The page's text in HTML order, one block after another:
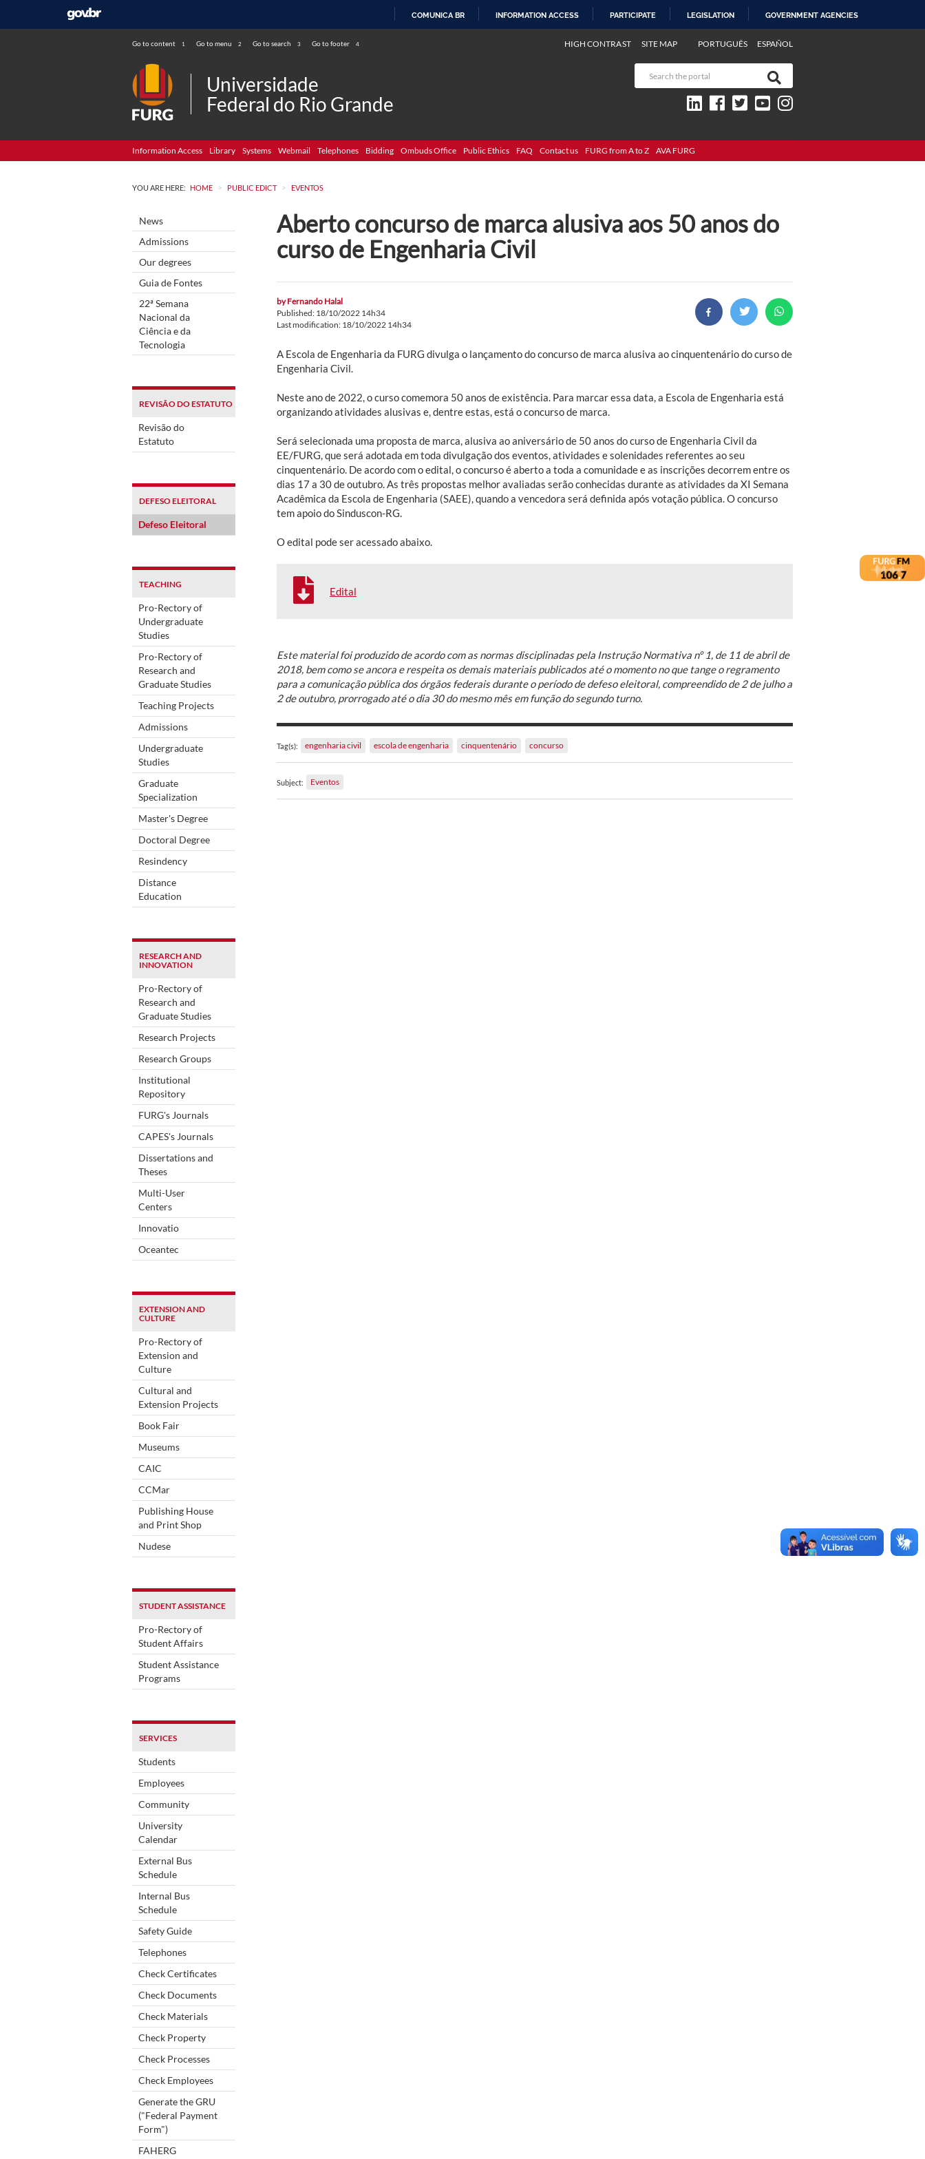
COMUNICA BR INFORMATION ACCESS PARTICIPATE LEGISLATION GOVERNMENT AGENCIES
Go to content 1 Go to menu 2 Go to search 3 Go to footer 4 PORTUGUÊS ESPAÑOL
HIGH CONTRAST SITE MAP
Universidade
Federal do Rio Grande
Information Access Library Systems Webmail Telephones Bidding Ombuds Office Public Ethics FAQ Contact us FURG from A to Z AVA FURG
YOU ARE HERE: HOME > PUBLIC EDICT > EVENTOS
News
Admissions
Our degrees
Guia de Fontes
22ª Semana
Nacional da
Ciência e da
Tecnologia
REVISÃO DO ESTATUTO
Revisão do
Estatuto
DEFESO ELEITORAL
Defeso Eleitoral
TEACHING
Pro-Rectory of
Undergraduate
Studies
Pro-Rectory of
Research and
Graduate Studies
Teaching Projects
Admissions
Undergraduate
Studies
Graduate
Specialization
Master's Degree
Doctoral Degree
Resindency
Distance
Education
RESEARCH AND
INNOVATION
Pro-Rectory of
Research and
Graduate Studies
Research Projects
Research Groups
Institutional
Repository
FURG's Journals
CAPES's Journals
Dissertations and
Theses
Multi-User
Centers
Innovatio
Oceantec
EXTENSION AND
CULTURE
Pro-Rectory of
Extension and
Culture
Cultural and
Extension Projects
Book Fair
Museums
CAIC
CCMar
Publishing House
and Print Shop
Nudese
STUDENT ASSISTANCE
Pro-Rectory of
Student Affairs
Student Assistance
Programs
SERVICES
Students
Employees
Community
University
Calendar
External Bus
Schedule
Internal Bus
Schedule
Safety Guide
Telephones
Check Certificates
Check Documents
Check Materials
Check Property
Check Processes
Check Employees
Generate the GRU
("Federal Payment
Form")
FAHERG
Aberto concurso de marca alusiva aos 50 anos do
curso de Engenharia Civil
byFernando Halal
Published: 18/10/2022 14h34
Last modification: 18/10/2022 14h34
A Escola de Engenharia da FURG divulga o lançamento do concurso de marca alusiva ao cinquentenário do curso de
Engenharia Civil.
Neste ano de 2022, o curso comemora 50 anos de existência. Para marcar essa data, a Escola de Engenharia está
organizando atividades alusivas e, dentre estas, está o concurso de marca.
Será selecionada uma proposta de marca, alusiva ao aniversário de 50 anos do curso de Engenharia Civil da
EE/FURG, que será adotada em toda divulgação dos eventos, atividades e solenidades referentes ao seu
cinquentenário. De acordo com o edital, o concurso é aberto a toda a comunidade e as inscrições decorrem entre os
dias 17 a 30 de outubro. As três propostas melhor avaliadas serão conhecidas durante as atividades da XI Semana
Acadêmica da Escola de Engenharia (SAEE), quando a vencedora será definida após votação pública. O concurso
tem apoio do Sinduscon-RG.
O edital pode ser acessado abaixo.
Edital
Este material foi produzido de acordo com as normas disciplinadas pela Instrução Normativa nº 1, de 11 de abril de
2018, bem como se ancora e respeita os demais materiais publicados até o momento no que tange o regramento
para a comunicação pública dos órgãos federais durante o período de defeso eleitoral, compreendido de 2 de julho a
2 de outubro, prorrogado até o dia 30 do mesmo mês em função do segundo turno.
Tag(s): engenharia civil escola de engenharia cinquentenário concurso
Subject: Eventos